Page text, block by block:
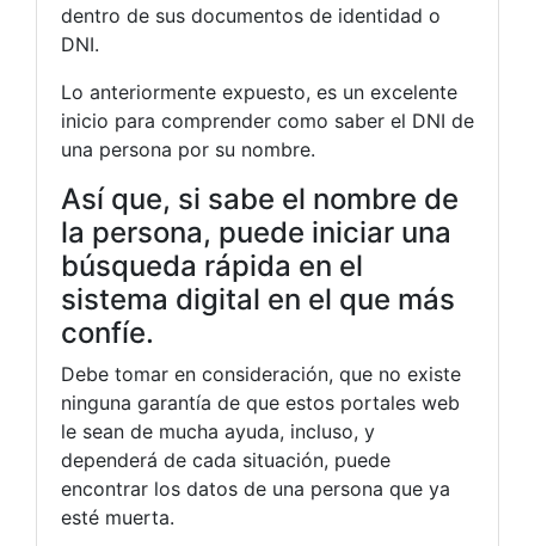
dentro de sus documentos de identidad o
DNI.
Lo anteriormente expuesto, es un excelente
inicio para comprender como saber el DNI de
una persona por su nombre.
Así que, si sabe el nombre de
la persona, puede iniciar una
búsqueda rápida en el
sistema digital en el que más
confíe.
Debe tomar en consideración, que no existe
ninguna garantía de que estos portales web
le sean de mucha ayuda, incluso, y
dependerá de cada situación, puede
encontrar los datos de una persona que ya
esté muerta.